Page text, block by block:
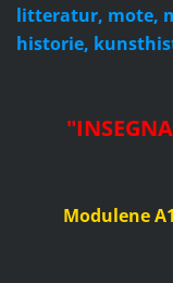
litteratur, mote,
historie,
"
Modulene